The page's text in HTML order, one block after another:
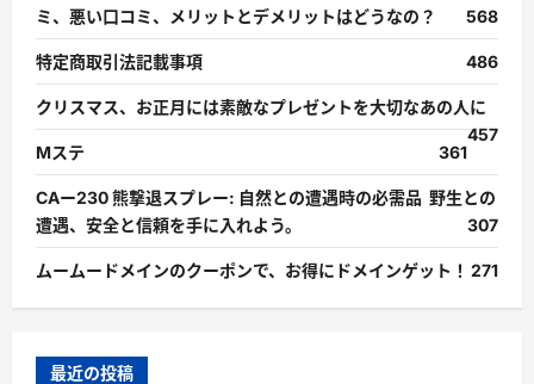
ミ、悪い口コミ、メリットとデメリットはどうなの？
568
特定商取引法記載事項 486
クリスマス、お正月には素敵なプレゼントを大切なあの人に
457
Mステ
361
CAー230 熊撃退スプレー: 自然との遭遇時の必需品 野生との
遭遇、安全と信頼を手に入れよう。
307
ムームードメインのクーポンで、お得にドメインゲット！ 271
最近の投稿